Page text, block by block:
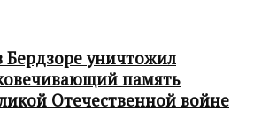
уничтожил
память
Отечественной войне